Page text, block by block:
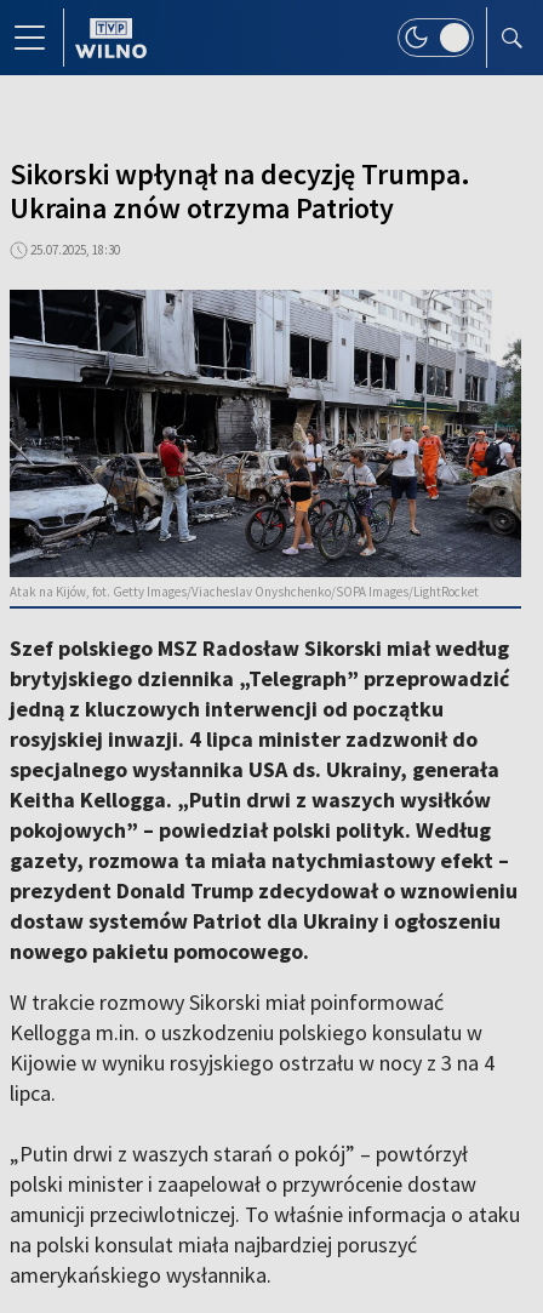
Sikorski wpłynął na decyzję Trumpa.
Ukraina znów otrzyma Patrioty
25.07.2025, 18:30
Atak na Kijów, fot. Getty Images/Viacheslav Onyshchenko/SOPA Images/LightRocket
Szef polskiego MSZ Radosław Sikorski miał według
brytyjskiego dziennika „Telegraph” przeprowadzić
jedną z kluczowych interwencji od początku
rosyjskiej inwazji. 4 lipca minister zadzwonił do
specjalnego wysłannika USA ds. Ukrainy, generała
Keitha Kellogga. „Putin drwi z waszych wysiłków
pokojowych” – powiedział polski polityk. Według
gazety, rozmowa ta miała natychmiastowy efekt –
prezydent Donald Trump zdecydował o wznowieniu
dostaw systemów Patriot dla Ukrainy i ogłoszeniu
nowego pakietu pomocowego.
W trakcie rozmowy Sikorski miał poinformować
Kellogga m.in. o uszkodzeniu polskiego konsulatu w
Kijowie w wyniku rosyjskiego ostrzału w nocy z 3 na 4
lipca.
„Putin drwi z waszych starań o pokój” – powtórzył
polski minister i zaapelował o przywrócenie dostaw
amunicji przeciwlotniczej. To właśnie informacja o ataku
na polski konsulat miała najbardziej poruszyć
amerykańskiego wysłannika.